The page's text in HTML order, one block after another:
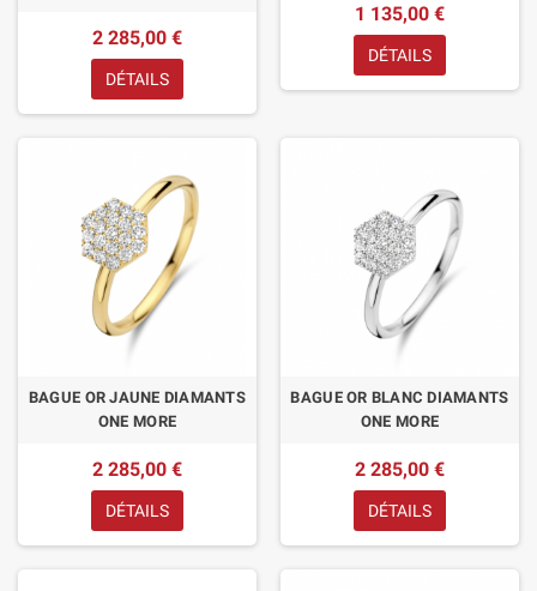
2 285,00 €
DÉTAILS
1 135,00 €
DÉTAILS
BAGUE OR JAUNE DIAMANTS
ONE MORE
2 285,00 €
DÉTAILS
BAGUE OR BLANC DIAMANTS
ONE MORE
2 285,00 €
DÉTAILS